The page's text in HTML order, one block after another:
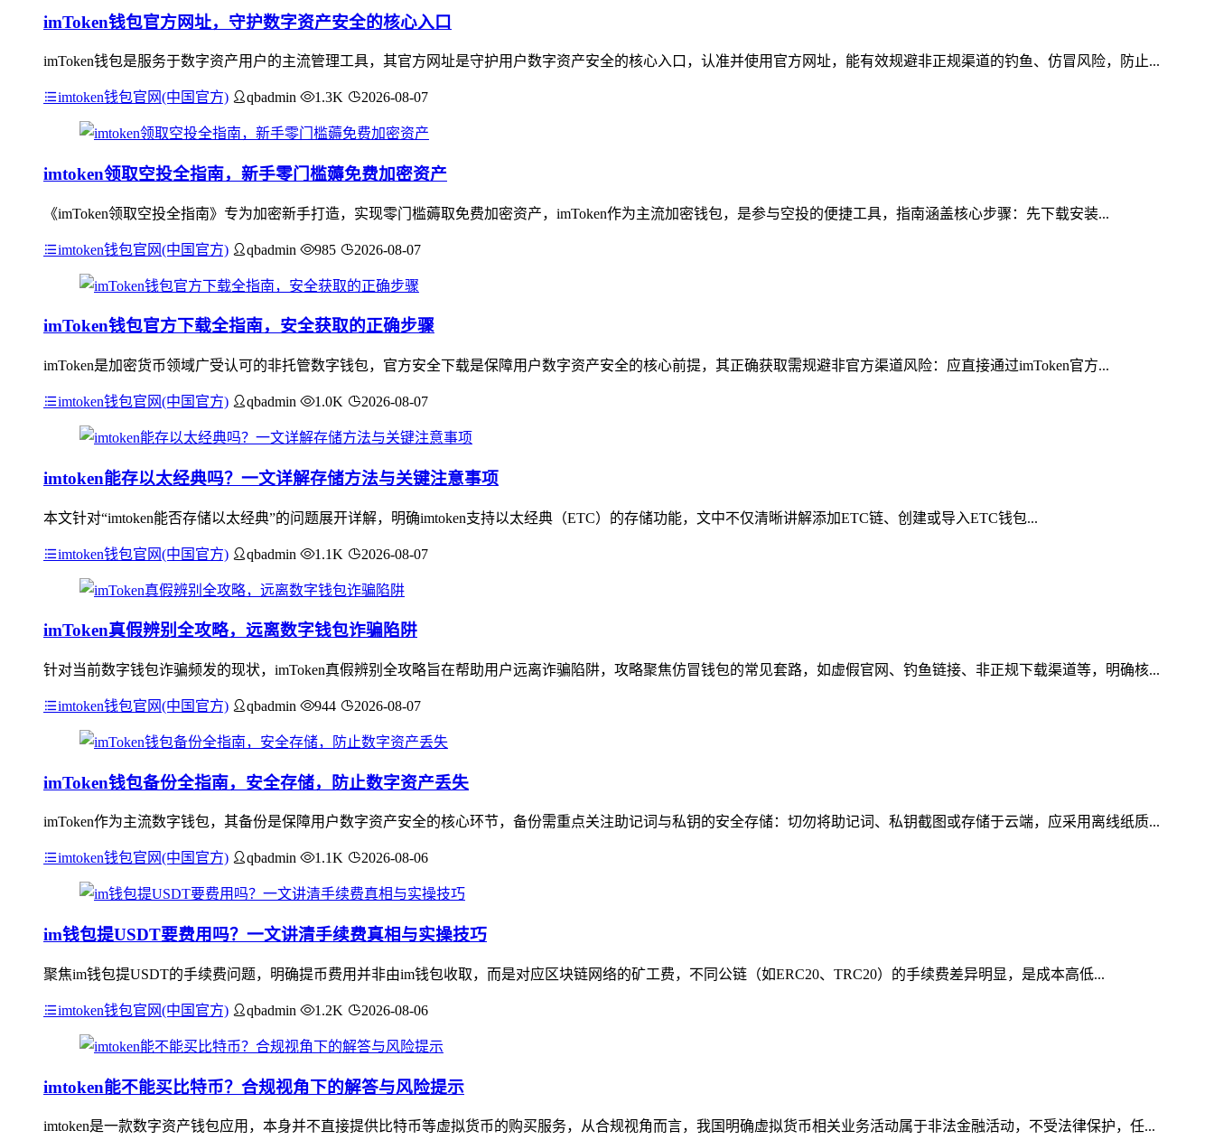
imToken钱包官方网址，守护数字资产安全的核心入口
imToken钱包是服务于数字资产用户的主流管理工具，其官方网址是守护用户数字资产安全的核心入口，认准并使用官方网址，能有效规避非正规渠道的钓鱼、仿冒风险，防止...
imtoken钱包官网(中国官方) qbadmin 1.3K 2026-08-07
imtoken领取空投全指南，新手零门槛薅免费加密资产
《imToken领取空投全指南》专为加密新手打造，实现零门槛薅取免费加密资产，imToken作为主流加密钱包，是参与空投的便捷工具，指南涵盖核心步骤：先下载安装...
imtoken钱包官网(中国官方) qbadmin 985 2026-08-07
imToken钱包官方下载全指南，安全获取的正确步骤
imToken是加密货币领域广受认可的非托管数字钱包，官方安全下载是保障用户数字资产安全的核心前提，其正确获取需规避非官方渠道风险：应直接通过imToken官方...
imtoken钱包官网(中国官方) qbadmin 1.0K 2026-08-07
imtoken能存以太经典吗？一文详解存储方法与关键注意事项
本文针对“imtoken能否存储以太经典”的问题展开详解，明确imtoken支持以太经典（ETC）的存储功能，文中不仅清晰讲解添加ETC链、创建或导入ETC钱包...
imtoken钱包官网(中国官方) qbadmin 1.1K 2026-08-07
imToken真假辨别全攻略，远离数字钱包诈骗陷阱
针对当前数字钱包诈骗频发的现状，imToken真假辨别全攻略旨在帮助用户远离诈骗陷阱，攻略聚焦仿冒钱包的常见套路，如虚假官网、钓鱼链接、非正规下载渠道等，明确核...
imtoken钱包官网(中国官方) qbadmin 944 2026-08-07
imToken钱包备份全指南，安全存储，防止数字资产丢失
imToken作为主流数字钱包，其备份是保障用户数字资产安全的核心环节，备份需重点关注助记词与私钥的安全存储：切勿将助记词、私钥截图或存储于云端，应采用离线纸质...
imtoken钱包官网(中国官方) qbadmin 1.1K 2026-08-06
im钱包提USDT要费用吗？一文讲清手续费真相与实操技巧
聚焦im钱包提USDT的手续费问题，明确提币费用并非由im钱包收取，而是对应区块链网络的矿工费，不同公链（如ERC20、TRC20）的手续费差异明显，是成本高低...
imtoken钱包官网(中国官方) qbadmin 1.2K 2026-08-06
imtoken能不能买比特币？合规视角下的解答与风险提示
imtoken是一款数字资产钱包应用，本身并不直接提供比特币等虚拟货币的购买服务，从合规视角而言，我国明确虚拟货币相关业务活动属于非法金融活动，不受法律保护，任...